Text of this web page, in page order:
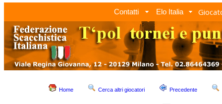
Contatti Elo Italia
Home Cerca altri giocatori Precedente